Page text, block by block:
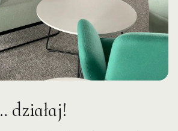
działaj!